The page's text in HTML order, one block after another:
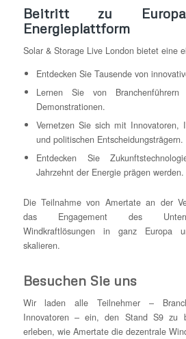
Beitritt zu
Energieplattform
Solar & Storage Live London bietet eine
Entdecken Sie Tausende von
Lernen Sie von
Demonstrationen.
Vernetzen Sie sich mit Innovatoren,
und politischen Entscheidungsträgern.
Entdecken Sie
Jahrzehnt der Energie prägen werden.
Die Teilnahme von Amertate an der
das Engagement des
Windkraftlösungen in ganz Europa
skalieren.
Besuchen Sie uns
Wir laden alle Teilnehmer –
Innovatoren – ein, den Stand S9 zu
erleben, wie Amertate die dezentrale